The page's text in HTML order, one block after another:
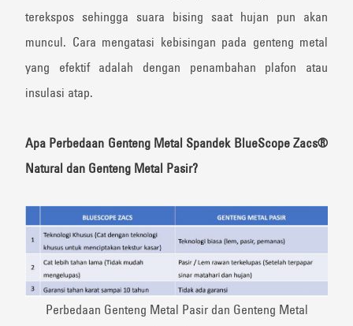
terekspos sehingga suara bising saat hujan pun akan
muncul. Cara mengatasi kebisingan pada genteng metal
yang efektif adalah dengan penambahan plafon atau
insulasi atap.
Apa Perbedaan GentengMetal Spandek BlueScopeZacs®
Natural dan Genteng Metal Pasir?
Perbedaan Genteng Metal Pasir dan Genteng Metal